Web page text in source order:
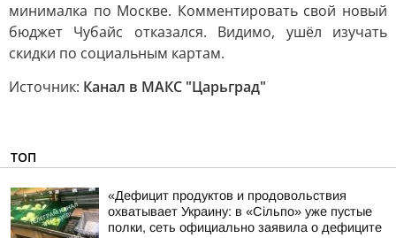
минималка по Москве. Комментировать свой новый
бюджет Чубайс отказался. Видимо, ушёл изучать
скидки по социальным картам.
Источник: Канал в МАКС "Царьград"
ТОП
«Дефицит продуктов и продовольствия
охватывает Украину: в «Сільпо» уже пустые
полки, сеть официально заявила о дефиците